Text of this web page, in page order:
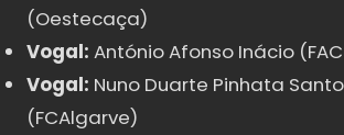
(Oestecaça)
Vogal: António Afonso Inácio
Vogal: Nuno Duarte Pinhata
(FCAlgarve)